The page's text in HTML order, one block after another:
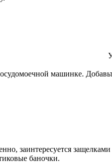
машинке.
заинтересуется
баночки.